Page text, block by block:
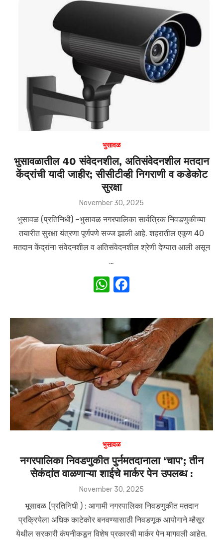
A
p
b
o
o
k
भुसावळ
भुसावळातील 40 संवेदनशील, अतिसंवेदनशील मतदान
केंद्रांची यादी जाहीर; सीसीटीव्ही निगराणी व कडेकोट
सुरक्षा
Posted
November 30, 2025
भुसावळ (प्रतिनिधी) –भुसावळ नगरपालिका सार्वत्रिक निवडणुकीच्या
तयारीत सुरक्षा यंत्रणा पूर्णपणे सज्ज झाली आहे. शहरातील एकूण 40
मतदान केंद्रांना संवेदनशील व अतिसंवेदनशील श्रेणी देण्यात आली असून
…
W
at
s
A
p
p
c
e
b
o
o
k
भुसावळ
नगरपालिका निवडणुकीत पुर्नमतदानाला ‘चाप’; तीन
सेकंदांत वाळणाऱ्या शाईचे मार्कर पेन उपलब्ध :
Posted
November 30, 2025
भूसावळ (प्रतिनिधी ) : आगामी नगरपालिका निवडणुकीत मतदान
प्रक्रियेला अधिक काटेकोर बनवण्यासाठी निवडणूक आयोगाने म्हैसूर
येथील सरकारी कंपनीकडून विशेष प्रकारची मार्कर पेन मागवली आहेत.